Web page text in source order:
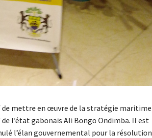
mettre en œuvre de la stratégie maritime
l’état gabonais Ali Bongo Ondimba. Il est
l’élan gouvernemental pour la résolution